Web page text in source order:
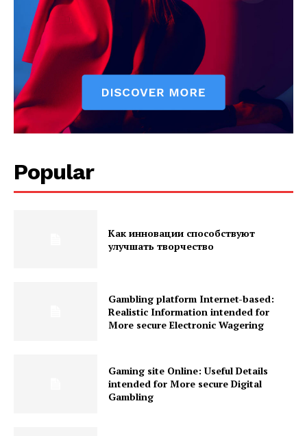
Popular
Как инновации способствуют
улучшать творчество
Gambling platform Internet-based:
Realistic Information intended for
More secure Electronic Wagering
Gaming site Online: Useful Details
intended for More secure Digital
Gambling